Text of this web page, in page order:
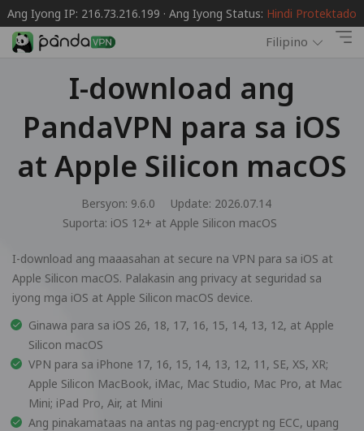
Ang Iyong IP: 216.73.216.199 · Ang Iyong Status: Hindi Protektado
Filipino
I-download ang
PandaVPN para sa iOS
at Apple Silicon macOS
Bersyon: 9.6.0
Update: 2026.07.14
Suporta: iOS 12+ at Apple Silicon macOS
I-download ang maaasahan at secure na VPN para sa iOS at
Apple Silicon macOS. Palakasin ang privacy at seguridad sa
iyong mga iOS at Apple Silicon macOS device.
Ginawa para sa iOS 26, 18, 17, 16, 15, 14, 13, 12, at Apple
Silicon macOS
VPN para sa iPhone 17, 16, 15, 14, 13, 12, 11, SE, XS, XR;
Apple Silicon MacBook, iMac, Mac Studio, Mac Pro, at Mac
Mini; iPad Pro, Air, at Mini
Ang pinakamataas na antas ng pag-encrypt ng ECC, upang